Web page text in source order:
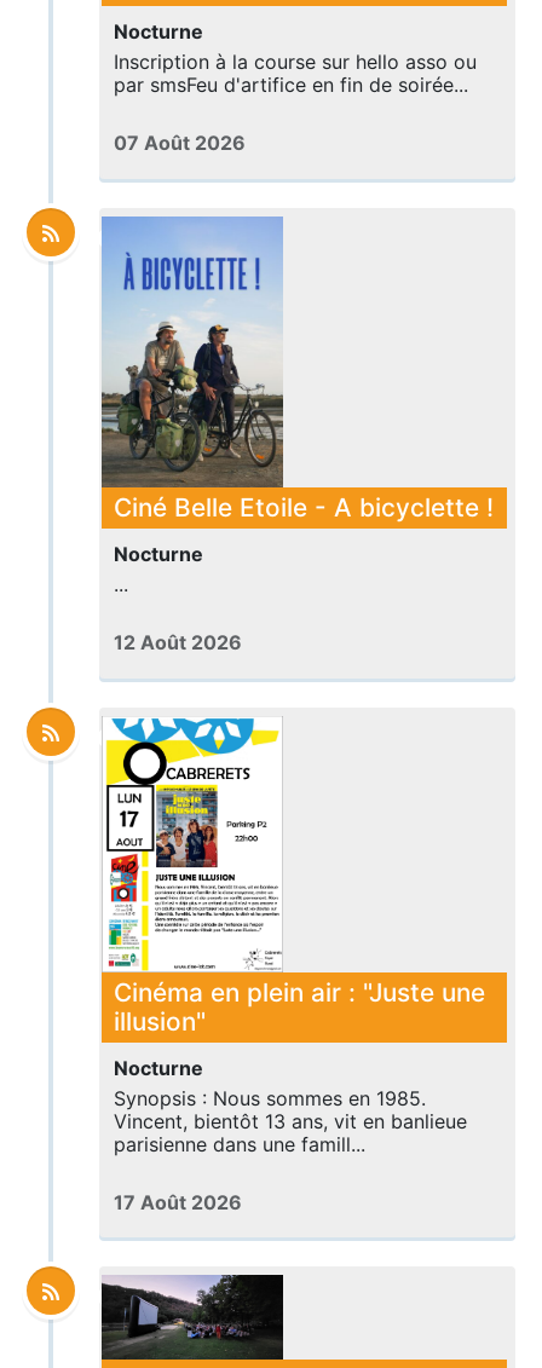
Nocturne
Inscription à la course sur hello asso ou
par smsFeu d'artifice en fin de soirée...
07 Août 2026
Ciné Belle Etoile - A bicyclette !
Nocturne
...
12 Août 2026
Cinéma en plein air : "Juste une
illusion"
Nocturne
Synopsis : Nous sommes en 1985.
Vincent, bientôt 13 ans, vit en banlieue
parisienne dans une famill...
17 Août 2026